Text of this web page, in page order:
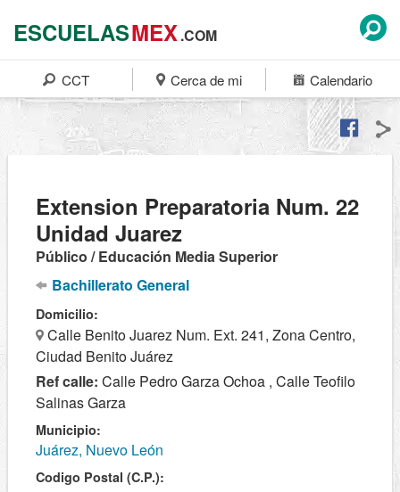
ESCUELASMEX.COM
CCT Cerca de mi Calendario
Extension Preparatoria Num. 22
Unidad Juarez
Público / Educación Media Superior
Bachillerato General
Domicilio:
Calle Benito Juarez Num. Ext. 241, Zona Centro,
Ciudad Benito Juárez
Ref calle: Calle Pedro Garza Ochoa , Calle Teofilo
Salinas Garza
Municipio:
Juárez, Nuevo León
Codigo Postal (C.P.):